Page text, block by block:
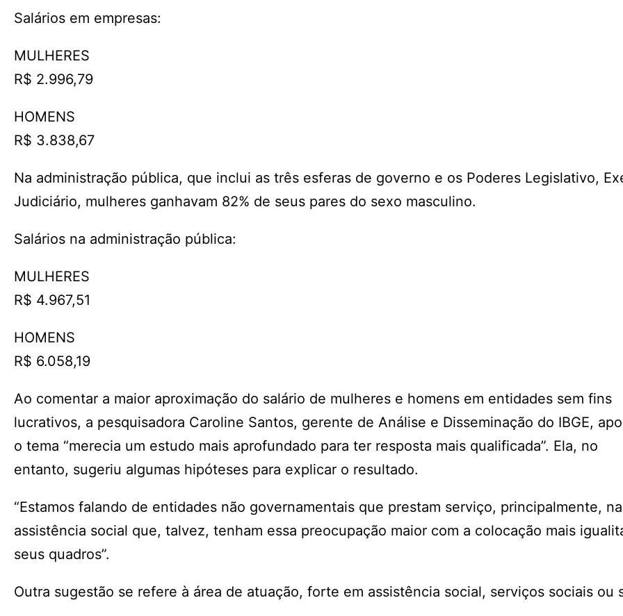
Salários em empresas:
MULHERES
R$ 2.996,79
HOMENS
R$ 3.838,67
Na administração pública, que inclui as três esferas de governo e os Poderes Legislativo,
Judiciário, mulheres ganhavam 82% de seus pares do sexo masculino.
Salários na administração pública:
MULHERES
R$ 4.967,51
HOMENS
R$ 6.058,19
Ao comentar a maior aproximação do salário de mulheres e homens em entidades sem fins
lucrativos, a pesquisadora Caroline Santos, gerente de Análise e Disseminação do IBGE,
o tema “merecia um estudo mais aprofundado para ter resposta mais qualificada”. Ela, no
entanto, sugeriu algumas hipóteses para explicar o resultado.
“Estamos falando de entidades não governamentais que prestam serviço, principalmente,
assistência social que, talvez, tenham essa preocupação maior com a colocação mais
seus quadros”.
Outra sugestão se refere à área de atuação, forte em assistência social, serviços sociais ou